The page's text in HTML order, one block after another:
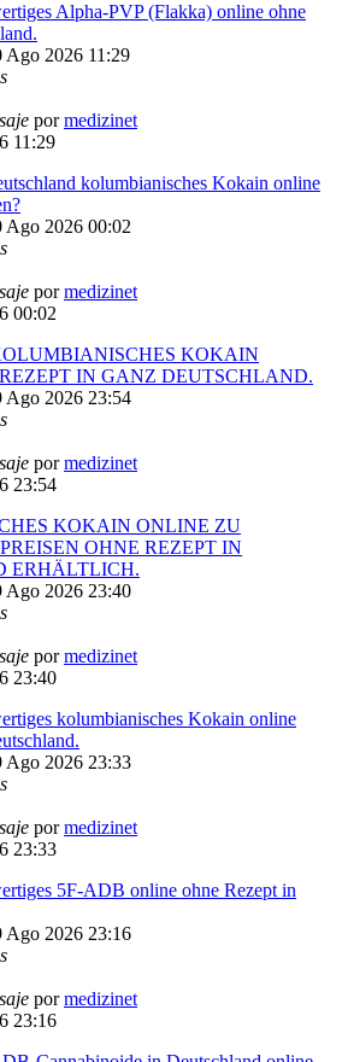
Alpha-PVP (Flakka) online ohne
Ago 2026 11:29
pormedizinet
11:29
kolumbianisches Kokain online
Ago 2026 00:02
pormedizinet
00:02
KOKAIN
IN GANZ DEUTSCHLAND.
Ago 2026 23:54
pormedizinet
23:54
KOKAIN ONLINE ZU
OHNE REZEPT IN
ERHÄLTLICH.
Ago 2026 23:40
pormedizinet
23:40
kolumbianisches Kokain online
Ago 2026 23:33
pormedizinet
23:33
5F-ADB online ohne Rezept in
Ago 2026 23:16
pormedizinet
23:16